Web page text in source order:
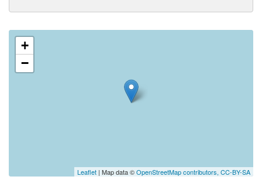
+
−
Leaflet | Map data ©OpenStreetMap contributors, CC-BY-SA